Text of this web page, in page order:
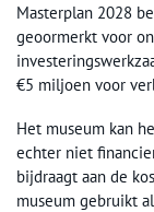
Masterplan 2028
geoormerkt voor
€5 miljoen voor
Het museum kan
echter niet
bijdraagt aan de
museum gebruikt